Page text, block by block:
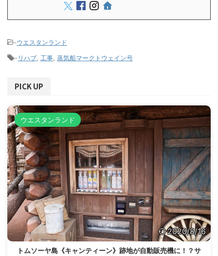
-ウエスタンランド
- リハブ 工事 蒸気船マークトウェイン号
PICK UP
ウエスタンランド
2020/8/16
トムソーヤ島《キャンティーン》跡地が自動販売機に！？サ